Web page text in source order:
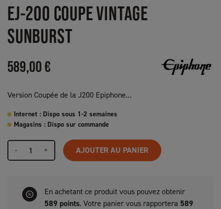
EJ-200 COUPE VINTAGE
SUNBURST
589,00 €
Version Coupée de la J200 Epiphone...
Internet : Dispo sous 1-2 semaines
Magasins : Dispo sur commande
- + AJOUTER AU PANIER
En achetant ce produit vous pouvez obtenir
589 points. Votre panier vous rapportera 589